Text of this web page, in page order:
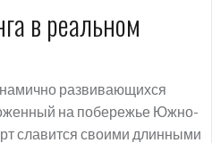
в реальном
развивающихся
на побережье Южно-
славится своими длинными